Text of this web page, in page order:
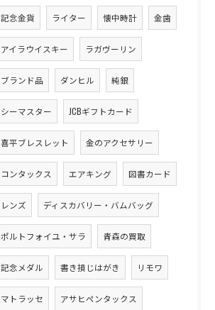
記念金貨 ライター 懐中時計 金歯
アイラウイスキー ラガヴーリン
ブランド品 ダンヒル 純銀
シーマスター JCBギフトカード
喜平ブレスレット 金のアクセサリー
コンタックス エアキング 図書カード
レンズ ディスカバリー・バムバッグ
ポルトフォイユ・サラ 青森の買取
記念メダル 書き損じはがき リモワ
マトラッセ アサヒペンタックス